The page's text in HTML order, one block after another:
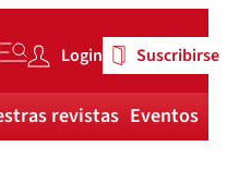
Login Suscribirse
revistas Eventos